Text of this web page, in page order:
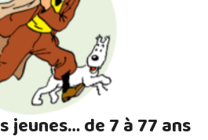
jeunes… de 7 à 77 ans